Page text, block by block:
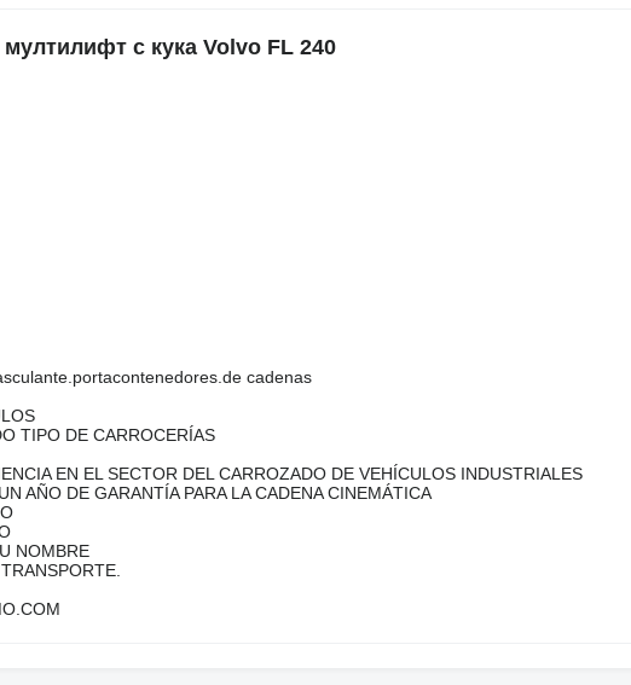
с кука Volvo FL 240
cadenas
TIPO DE CARROCERÍAS
EN EL SECTOR DEL CARROZADO DE VEHÍCULOS INDUSTRIALES
AÑO DE GARANTÍA PARA LA CADENA CINEMÁTICA
NOMBRE